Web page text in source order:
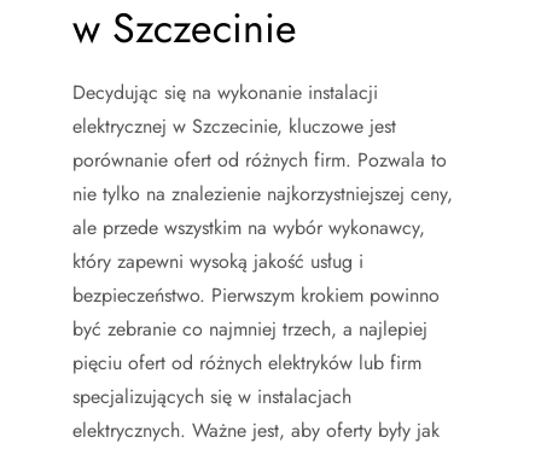
w Szczecinie
Decydując się na wykonanie instalacji
elektrycznej w Szczecinie, kluczowe jest
porównanie ofert od różnych firm. Pozwala to
nie tylko na znalezienie najkorzystniejszej ceny,
ale przede wszystkim na wybór wykonawcy,
który zapewni wysoką jakość usług i
bezpieczeństwo. Pierwszym krokiem powinno
być zebranie co najmniej trzech, a najlepiej
pięciu ofert od różnych elektryków lub firm
specjalizujących się w instalacjach
elektrycznych. Ważne jest, aby oferty były jak